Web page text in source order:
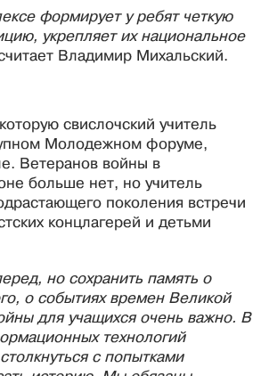
формирует у ребят четкую
укрепляет их национальное
Владимир Михальский.
свислочский учитель
Молодежном форуме,
Ветеранов войны в
больше нет, но учитель
поколения встречи
концлагерей и детьми
но сохранить память о
о событиях времен Великой
для учащихся очень важно. В
технологий
с попытками